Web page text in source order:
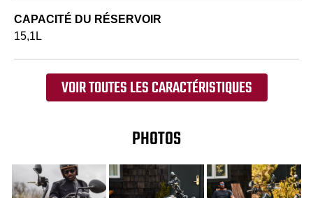
CAPACITÉ DU RÉSERVOIR
15,1L
VOIR TOUTES LES CARACTÉRISTIQUES
PHOTOS